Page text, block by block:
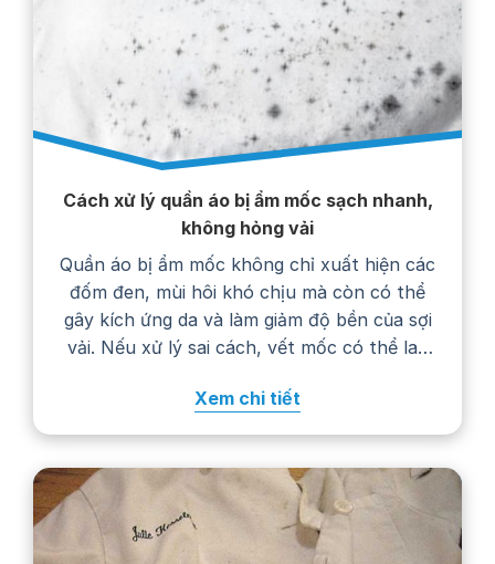
Cách xử lý quần áo bị ẩm mốc sạch nhanh,
không hỏng vải
Quần áo bị ẩm mốc không chỉ xuất hiện các
đốm đen, mùi hôi khó chịu mà còn có thể
gây kích ứng da và làm giảm độ bền của sợi
vải. Nếu xử lý sai cách, vết mốc có thể lan
nhanh hư hỏng. Trong bài viết…
Xem chi tiết